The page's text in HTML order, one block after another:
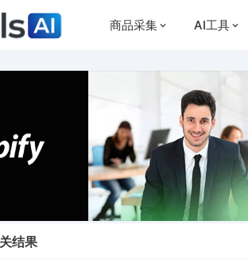
商品采集 AI工具
结果